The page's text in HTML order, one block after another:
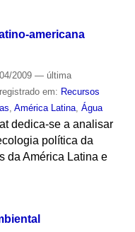
americana
2009 — última
em: Recursos
América Latina, Água
dedica-se a analisar
política da
da América Latina e